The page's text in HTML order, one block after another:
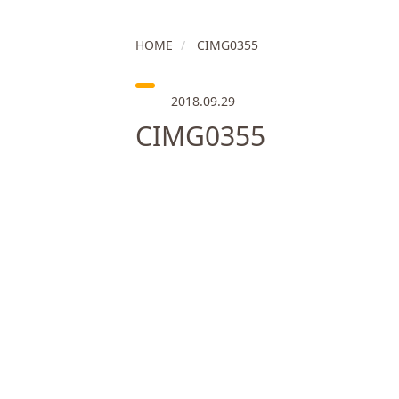
HOME CIMG0355
2018.09.29
CIMG0355